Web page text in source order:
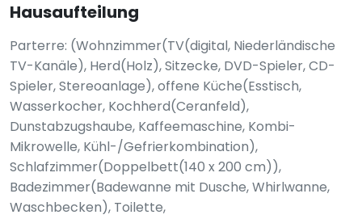
Hausaufteilung
Parterre: (Wohnzimmer(TV(digital, Niederländische
TV-Kanäle), Herd(Holz), Sitzecke, DVD-Spieler, CD-
Spieler, Stereoanlage), offene Küche(Esstisch,
Wasserkocher, Kochherd(Ceranfeld),
Dunstabzugshaube, Kaffeemaschine, Kombi-
Mikrowelle, Kühl-/Gefrierkombination),
Schlafzimmer(Doppelbett(140 x 200 cm)),
Badezimmer(Badewanne mit Dusche, Whirlwanne,
Waschbecken), Toilette,